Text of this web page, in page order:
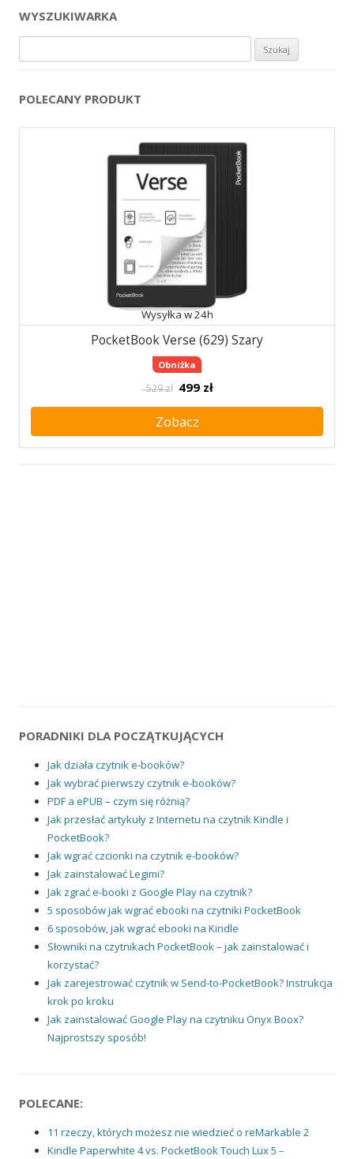
WYSZUKIWARKA
POLECANY PRODUKT
Wysyłka w 24h
PocketBook Verse (629) Szary
Obniżka
529 zł 499 zł
Zobacz
PORADNIKI DLA POCZĄTKUJĄCYCH
Jak działa czytnik e-booków?
Jak wybrać pierwszy czytnik e-booków?
PDF a ePUB – czym się różnią?
Jak przesłać artykuły z Internetu na czytnik Kindle i
PocketBook?
Jak wgrać czcionki na czytnik e-booków?
Jak zainstalować Legimi?
Jak zgrać e-booki z Google Play na czytnik?
5 sposobów jak wgrać ebooki na czytniki PocketBook
6 sposobów, jak wgrać ebooki na Kindle
Słowniki na czytnikach PocketBook – jak zainstalować i
korzystać?
Jak zarejestrować czytnik w Send-to-PocketBook? Instrukcja
krok po kroku
Jak zainstalować Google Play na czytniku Onyx Boox?
Najprostszy sposób!
POLECANE:
11 rzeczy, których możesz nie wiedzieć o reMarkable 2
Kindle Paperwhite 4 vs. PocketBook Touch Lux 5 –